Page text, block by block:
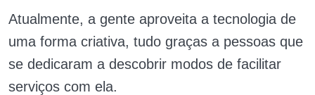
Atualmente, a gente aproveita a tecnologia de
uma forma criativa, tudo graças a pessoas que
se dedicaram a descobrir modos de facilitar
serviços com ela.